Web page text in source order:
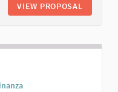
VIEW PROPOSAL